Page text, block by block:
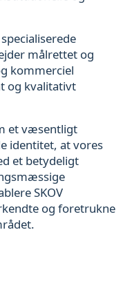
målrettet og
kommerciel
og kvalitativt
et væsentligt
identitet, at vores
et betydeligt
SKOV
og foretrukne